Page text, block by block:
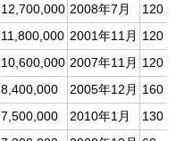
12,700,000 2008年7月
120
11,800,000 2001年11月
120
10,600,000 2007年11月
120
8,400,000 2005年12月
160
7,500,000 2010年1月
130